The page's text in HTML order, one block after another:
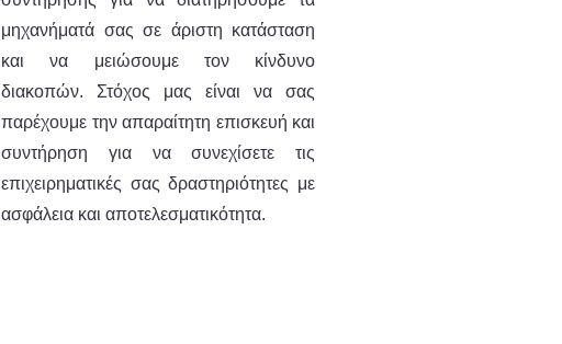
μηχανήματά σας σε άριστη κατάσταση
και να μειώσουμε τον κίνδυνο
διακοπών. Στόχος μας είναι να σας
παρέχουμε την απαραίτητη επισκευή και
συντήρηση για να συνεχίσετε τις
επιχειρηματικές σας δραστηριότητες με
ασφάλεια και αποτελεσματικότητα.